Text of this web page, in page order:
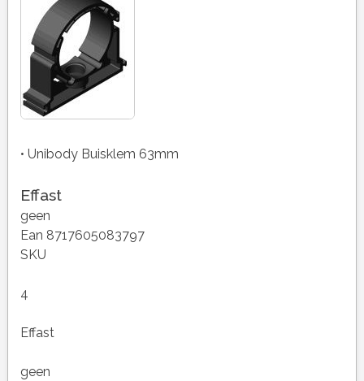
• Unibody Buisklem 63mm
Effast
geen
Ean 8717605083797
SKU
4
Effast
geen